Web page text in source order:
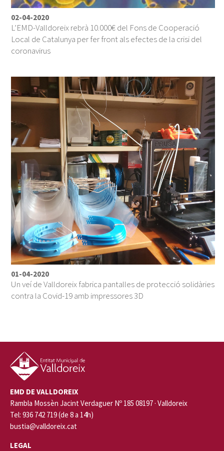
02-04-2020
L’EMD-Valldoreix rebrà 10.000€ del Fons de Cooperació
Local de Catalunya per fer front als efectes de la crisi del
coronavirus
01-04-2020
Un veí de Valldoreix fabrica pantalles de protecció solidàries
contra la Covid-19 amb impressores 3D
EMD DE VALLDOREIX
Rambla Mossèn Jacint Verdaguer Nº 185 08197 · Valldoreix
Tel: 936 742 719 (de 8 a 14h)
bustia@valldoreix.cat
LEGAL